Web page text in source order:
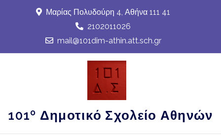
Μαρίας Πολυδούρη 4, Αθήνα 111 41
2102011026
mail@101dim-athin.att.sch.gr
101º Δημοτικό Σχολείο Αθηνών